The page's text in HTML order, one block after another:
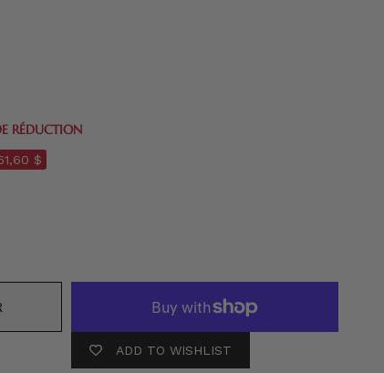
RÉDUCTION
$
ADD TO WISHLIST